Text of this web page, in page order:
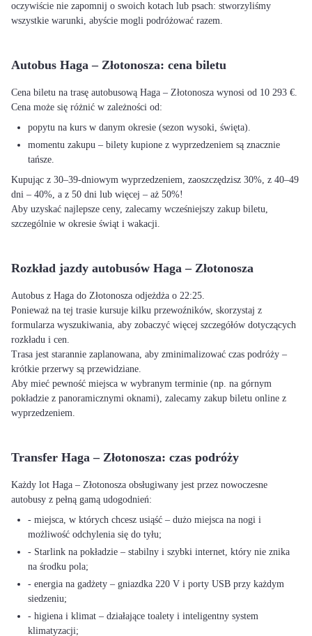
oczywiście nie zapomnij o swoich kotach lub psach: stworzyliśmy
wszystkie warunki, abyście mogli podróżować razem.
Autobus Haga – Złotonosza: cena biletu
Cena biletu na trasę autobusową Haga – Złotonosza wynosi od 10 293 €.
Cena może się różnić w zależności od:
popytu na kurs w danym okresie (sezon wysoki, święta).
momentu zakupu – bilety kupione z wyprzedzeniem są znacznie
tańsze.
Kupując z 30–39-dniowym wyprzedzeniem, zaoszczędzisz 30%, z 40–49
dni – 40%, a z 50 dni lub więcej – aż 50%!
Aby uzyskać najlepsze ceny, zalecamy wcześniejszy zakup biletu,
szczególnie w okresie świąt i wakacji.
Rozkład jazdy autobusów Haga – Złotonosza
Autobus z Haga do Złotonosza odjeżdża o 22:25.
Ponieważ na tej trasie kursuje kilku przewoźników, skorzystaj z
formularza wyszukiwania, aby zobaczyć więcej szczegółów dotyczących
rozkładu i cen.
Trasa jest starannie zaplanowana, aby zminimalizować czas podróży –
krótkie przerwy są przewidziane.
Aby mieć pewność miejsca w wybranym terminie (np. na górnym
pokładzie z panoramicznymi oknami), zalecamy zakup biletu online z
wyprzedzeniem.
Transfer Haga – Złotonosza: czas podróży
Każdy lot Haga – Złotonosza obsługiwany jest przez nowoczesne
autobusy z pełną gamą udogodnień:
- miejsca, w których chcesz usiąść – dużo miejsca na nogi i
możliwość odchylenia się do tyłu;
- Starlink na pokładzie – stabilny i szybki internet, który nie znika
na środku pola;
- energia na gadżety – gniazdka 220 V i porty USB przy każdym
siedzeniu;
- higiena i klimat – działające toalety i inteligentny system
klimatyzacji;